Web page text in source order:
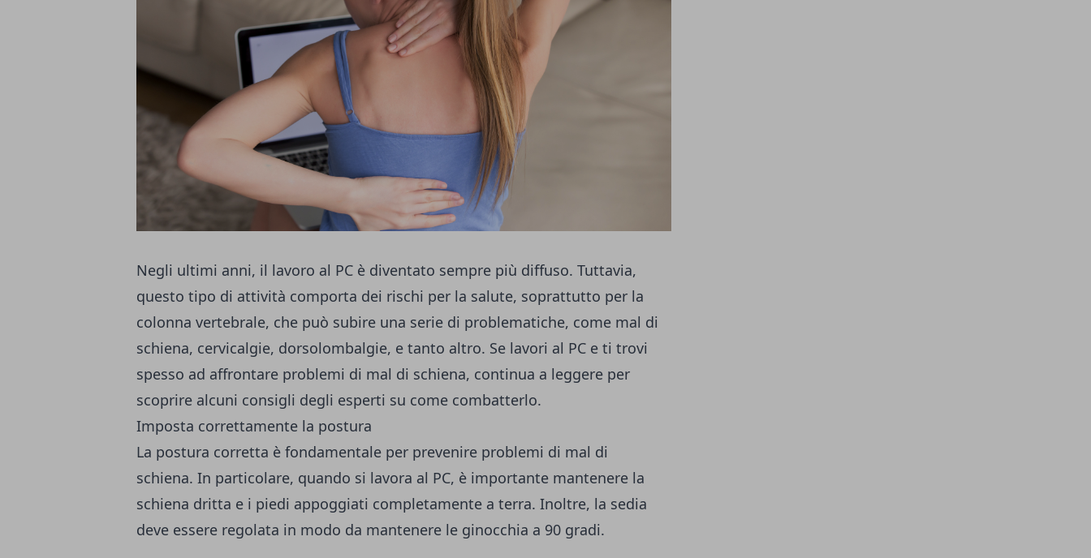
Negli ultimi anni, il lavoro al PC è diventato sempre più diffuso. Tuttavia,
questo tipo di attività comporta dei rischi per la salute, soprattutto per la
colonna vertebrale, che può subire una serie di problematiche, come mal di
schiena, cervicalgie, dorsolombalgie, e tanto altro. Se lavori al PC e ti trovi
spesso ad affrontare problemi di mal di schiena, continua a leggere per
scoprire alcuni consigli degli esperti su come combatterlo.
Imposta correttamente la postura
La postura corretta è fondamentale per prevenire problemi di mal di
schiena. In particolare, quando si lavora al PC, è importante mantenere la
schiena dritta e i piedi appoggiati completamente a terra. Inoltre, la sedia
deve essere regolata in modo da mantenere le ginocchia a 90 gradi.